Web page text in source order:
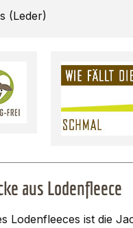
(Leder)
aus Lodenfleece
Lodenfleeces ist die